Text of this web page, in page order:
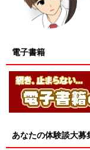
電子書籍
あなたの体験談大募